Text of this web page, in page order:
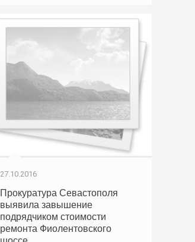
27.10.2016
Прокуратура Севастополя
выявила завышение
подрядчиком стоимости
ремонта Фиолентовского